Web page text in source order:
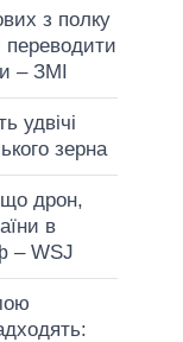
з полку
– ЗМІ
удвічі
зерна
дрон,
в
– WSJ